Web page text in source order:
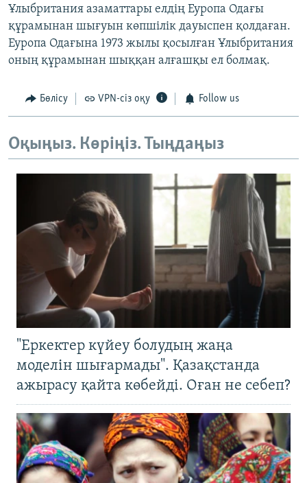
Ұлыбритания азаматтары елдің Еуропа Одағы
құрамынан шығуын көпшілік дауыспен қолдаған.
Еуропа Одағына 1973 жылы қосылған Ұлыбритания
оның құрамынан шыққан алғашқы ел болмақ.
Бөлісу VPN-сіз оқу Follow us
Оқыңыз. Көріңіз. Тыңдаңыз
"Еркектер күйеу болудың жаңа
моделін шығармады". Қазақстанда
ажырасу қайта көбейді. Оған не себеп?